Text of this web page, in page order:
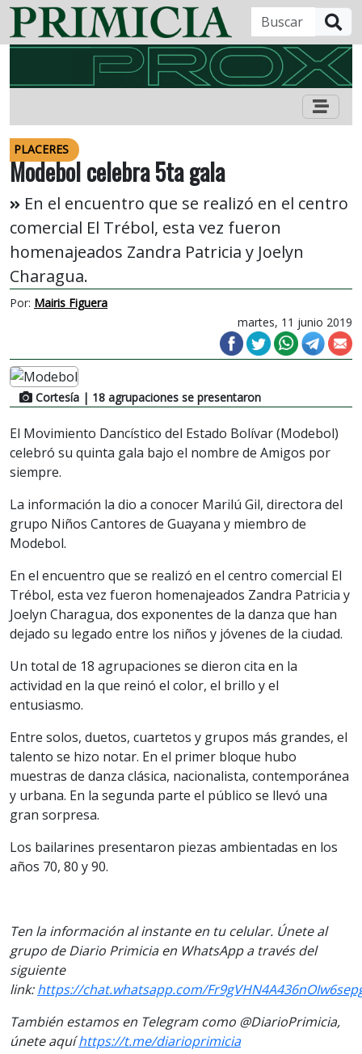
PLACERES
Modebol celebra 5ta gala
En el encuentro que se realizó en el centro
comercial El Trébol, esta vez fueron
homenajeados Zandra Patricia y Joelyn
Charagua.
Por: Mairis Figuera
martes, 11 junio 2019
Cortesía | 18 agrupaciones se presentaron
El Movimiento Dancístico del Estado Bolívar (Modebol)
celebró su quinta gala bajo el nombre de Amigos por
siempre.
La información la dio a conocer Marilú Gil, directora del
grupo Niños Cantores de Guayana y miembro de
Modebol.
En el encuentro que se realizó en el centro comercial El
Trébol, esta vez fueron homenajeados Zandra Patricia y
Joelyn Charagua, dos exponentes de la danza que han
dejado su legado entre los niños y jóvenes de la ciudad.
Un total de 18 agrupaciones se dieron cita en la
actividad en la que reinó el color, el brillo y el
entusiasmo.
Entre solos, duetos, cuartetos y grupos más grandes, el
talento se hizo notar. En el primer bloque hubo
muestras de danza clásica, nacionalista, contemporánea
y urbana. En la segunda parte el público se llevó una
gran sorpresa.
Los bailarines presentaron piezas ambientadas en los
años 70, 80 y 90.
Ten la información al instante en tu celular. Únete al
grupo de Diario Primicia en WhatsApp a través del
siguiente
link:https://chat.whatsapp.com/
También estamos en Telegram como @DiarioPrimicia,
únete aquíhttps://t.me/diarioprimicia